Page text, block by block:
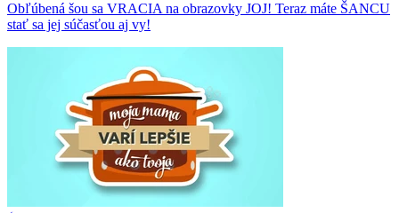
Obľúbená šou sa VRACIA na obrazovky JOJ! Teraz máte ŠANCU
stať sa jej súčasťou aj vy!